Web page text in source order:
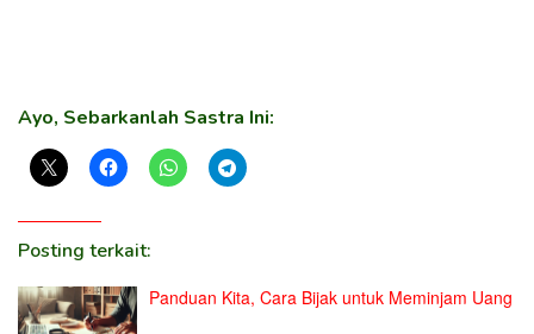
Ayo, Sebarkanlah Sastra Ini:
Posting terkait:
Panduan Kita, Cara Bijak untuk Meminjam Uang